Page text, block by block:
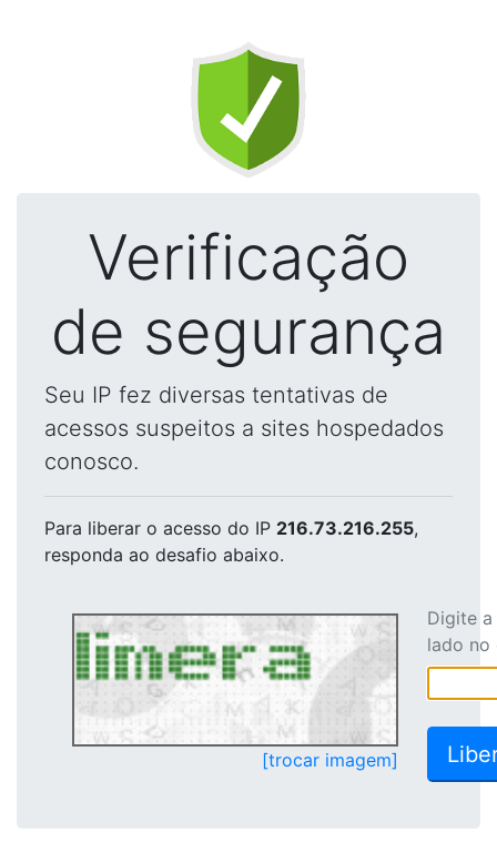
Verificação
de segurança
Seu IP fez diversas tentativas de
acessos suspeitos a sites hospedados
conosco.
Para liberar o acesso do IP 216.73.216.255,
responda ao desafio abaixo.
[trocar imagem]
Digite
lado no